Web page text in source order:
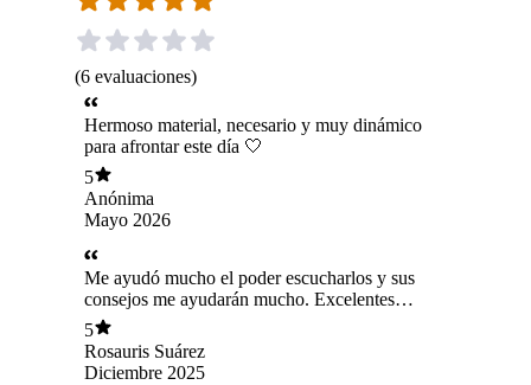
(6 evaluaciones)
Hermoso material, necesario y muy dinámico
para afrontar este día 🤍
5
Anónima
Mayo 2026
Me ayudó mucho el poder escucharlos y sus
consejos me ayudarán mucho. Excelentes
profesionales!!
5
Rosauris Suárez
Diciembre 2025